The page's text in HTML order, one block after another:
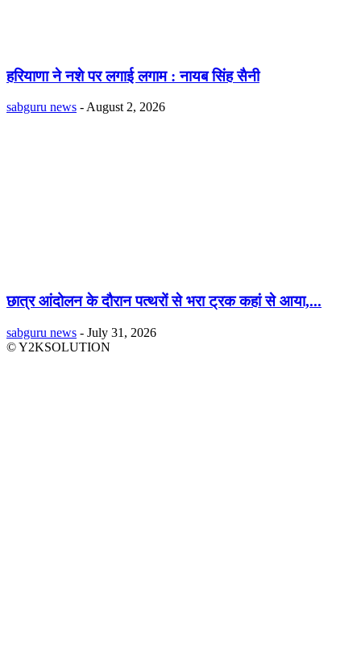
हरियाणा ने नशे पर लगाई लगाम : नायब सिंह सैनी
sabguru news - August 2, 2026
छात्र आंदोलन के दौरान पत्थरों से भरा ट्रक कहां से आया,...
sabguru news - July 31, 2026
© Y2KSOLUTION